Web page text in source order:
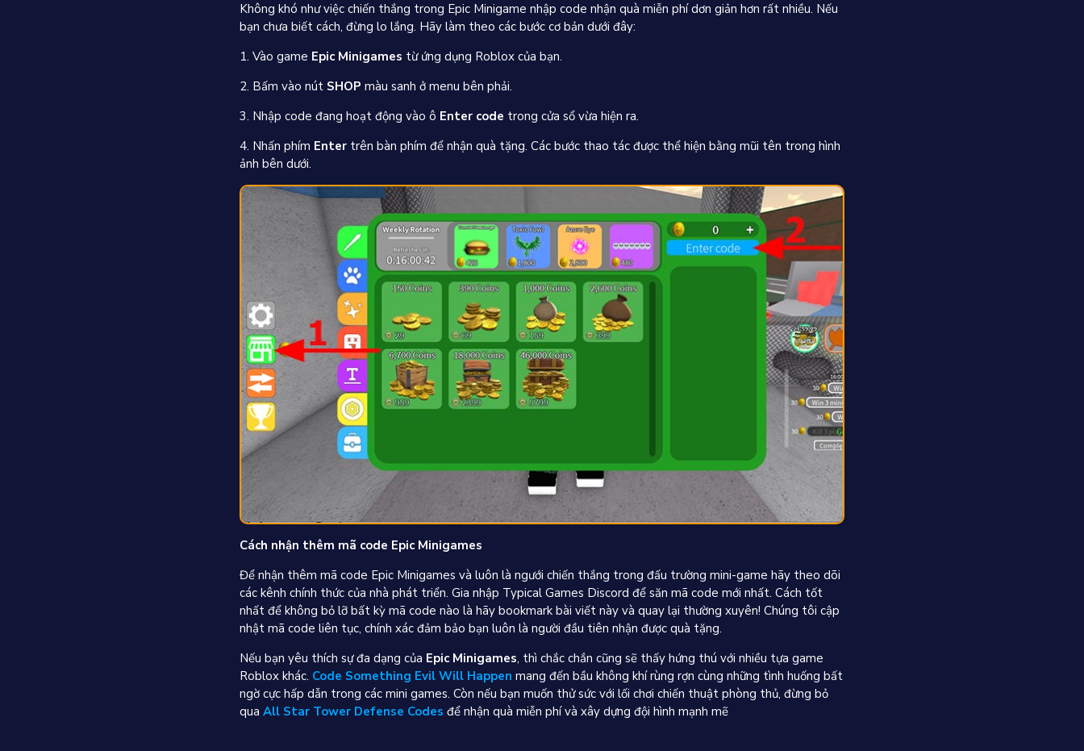
Không khó như việc chiến thắng trong Epic Minigame nhập code nhận quà miễn phí dơn giản hơn rất nhiều. Nếu
bạn chưa biết cách, đừng lo lắng. Hãy làm theo các bước cơ bản dưới đây:
1. Vào game Epic Minigames từ ứng dụng Roblox của bạn.
2. Bấm vào nút SHOP màu sanh ở menu bên phải.
3. Nhập code đang hoạt động vào ô Enter code trong cửa sổ vừa hiện ra.
4. Nhấn phím Enter trên bàn phím để nhận quà tặng. Các bước thao tác được thể hiện bằng mũi tên trong hình
ảnh bên dưới.
Cách nhận thêm mã code Epic Minigames
Để nhận thêm mã code Epic Minigames và luôn là ngưới chiến thắng trong đấu trường mini-game hãy theo dõi
các kênh chính thức của nhà phát triển. Gia nhập Typical Games Discord để săn mã code mới nhất. Cách tốt
nhất để không bỏ lỡ bất kỳ mã code nào là hãy bookmark bài viết này và quay lại thường xuyên! Chúng tôi cập
nhật mã code liên tục, chính xác đảm bảo bạn luôn là người đầu tiên nhận được quà tặng.
Nếu bạn yêu thích sự đa dạng của Epic Minigames, thì chắc chắn cũng sẽ thấy hứng thú với nhiều tựa game
Roblox khác. Code Something Evil Will Happen mang đến bầu không khí rùng rợn cùng những tình huống bất
ngờ cực hấp dẫn trong các mini games. Còn nếu bạn muốn thử sức với lối chơi chiến thuật phòng thủ, đừng bỏ
qua All Star Tower Defense Codes để nhận quà miễn phí và xây dựng đội hình mạnh mẽ